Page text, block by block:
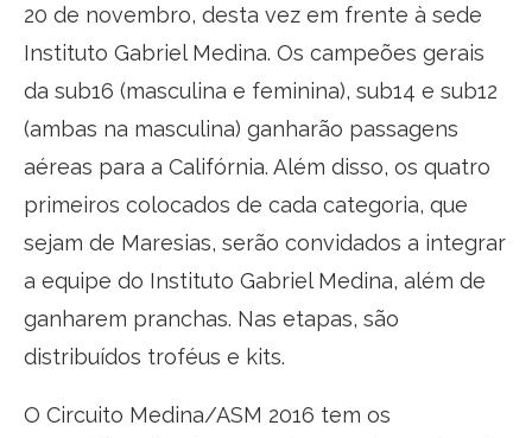
20 de novembro, desta vez em frente à sede
Instituto Gabriel Medina. Os campeões gerais
da sub16 (masculina e feminina), sub14 e sub12
(ambas na masculina) ganharão passagens
aéreas para a Califórnia. Além disso, os quatro
primeiros colocados de cada categoria, que
sejam de Maresias, serão convidados a integrar
a equipe do Instituto Gabriel Medina, além de
ganharem pranchas. Nas etapas, são
distribuídos troféus e kits.
O Circuito Medina/ASM 2016 tem os